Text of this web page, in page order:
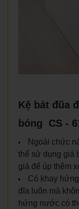
Kệ bát đũa
bóng CS -
Ngoài chức
thể sử dụng giá
giá để úp thêm
Có khay
đĩa luôn mà
hứng nước có